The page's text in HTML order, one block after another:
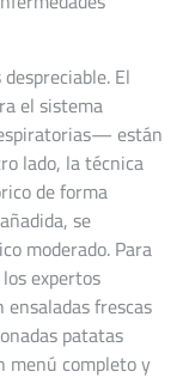
El
el sistema
están
lado, la técnica
de forma
se
moderado. Para
expertos
frescas
patatas
menú completo y